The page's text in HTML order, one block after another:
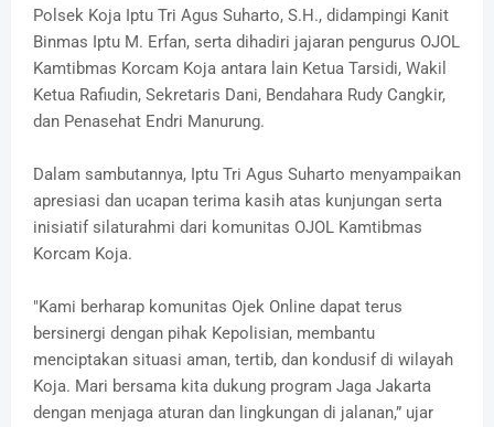
Polsek Koja Iptu Tri Agus Suharto, S.H., didampingi Kanit
Binmas Iptu M. Erfan, serta dihadiri jajaran pengurus OJOL
Kamtibmas Korcam Koja antara lain Ketua Tarsidi, Wakil
Ketua Rafiudin, Sekretaris Dani, Bendahara Rudy Cangkir,
dan Penasehat Endri Manurung.
Dalam sambutannya, Iptu Tri Agus Suharto menyampaikan
apresiasi dan ucapan terima kasih atas kunjungan serta
inisiatif silaturahmi dari komunitas OJOL Kamtibmas
Korcam Koja.
"Kami berharap komunitas Ojek Online dapat terus
bersinergi dengan pihak Kepolisian, membantu
menciptakan situasi aman, tertib, dan kondusif di wilayah
Koja. Mari bersama kita dukung program Jaga Jakarta
dengan menjaga aturan dan lingkungan di jalanan,” ujar